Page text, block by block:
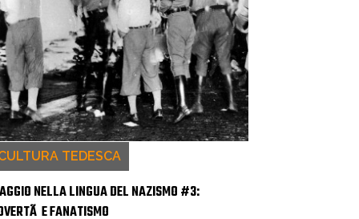
TEDESCA
NELLA LINGUA DEL NAZISMO #3:
E FANATISMO